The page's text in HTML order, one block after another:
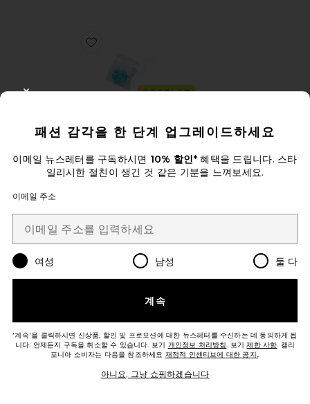
Favorite COCOFLOSS 플로스 세트
COCOFLOSS 플로스 세트
Cocolab
패션 감각을 한 단계 업그레이드하세요
이메일 뉴스레터를 구독하시면 10% 할인*혜택을 드립니다. 스타
일리시한 절친이 생긴 것 같은 기분을 느껴보세요.
이메일 주소
여성 남성 둘 다
계속
'계속'을 클릭하시면 신상품, 할인 및 프로모션에 대한 뉴스레터를 수신하는 데 동의하게 됩
니다. 언제든지 구독을 취소할 수 있습니다. 보기 개인정보 처리방침. 보기제한 사항. 캘리
포니아 소비자는 다음을 참조하세요 재정적 인센티브에 대한 공지..
아니요, 그냥 쇼핑하겠습니다